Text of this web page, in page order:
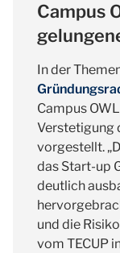
Campus
In der
Campus
Verstetigung
vorgestellt.
das Start-up
deutlich
und die
vom TECUP